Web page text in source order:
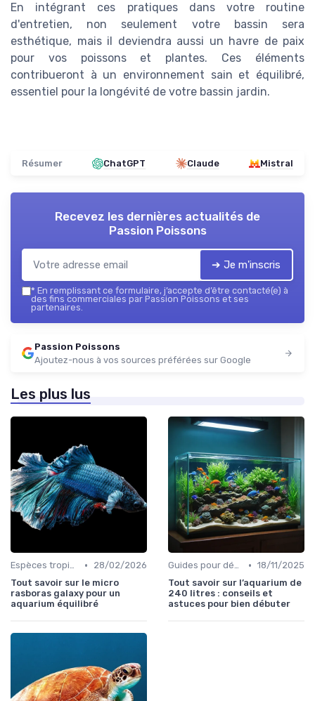
En intégrant ces pratiques dans votre routine
d'entretien, non seulement votre bassin sera
esthétique, mais il deviendra aussi un havre de paix
pour vos poissons et plantes. Ces éléments
contribueront à un environnement sain et équilibré,
essentiel pour la longévité de votre bassin jardin.
Résumer ChatGPT Claude Mistral
Recevez les dernières actualités de
Passion Poissons
➔ Je m'inscris
* En remplissant ce formulaire, j’accepte d’être contacté(e) à
des fins commerciales par Passion Poissons et ses
partenaires.
Passion Poissons
Ajoutez-nous à vos sources préférées sur Google
Les plus lus
Espèces tropicales •
28/02/2026
Tout savoir sur le micro
rasboras galaxy pour un
aquarium équilibré
Guides pour débutants • 18/11/2025
Tout savoir sur l’aquarium de
240 litres : conseils et
astuces pour bien débuter